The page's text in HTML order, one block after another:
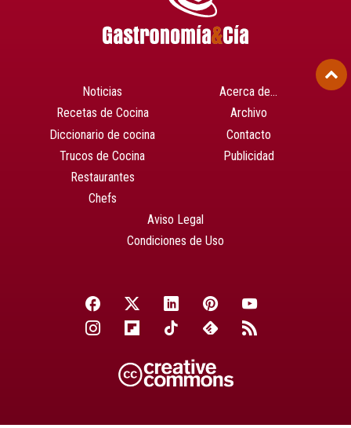
Noticias
Recetas de Cocina
Diccionario de cocina
Trucos de Cocina
Restaurantes
Chefs
Acerca de…
Archivo
Contacto
Publicidad
Aviso Legal
Condiciones de Uso